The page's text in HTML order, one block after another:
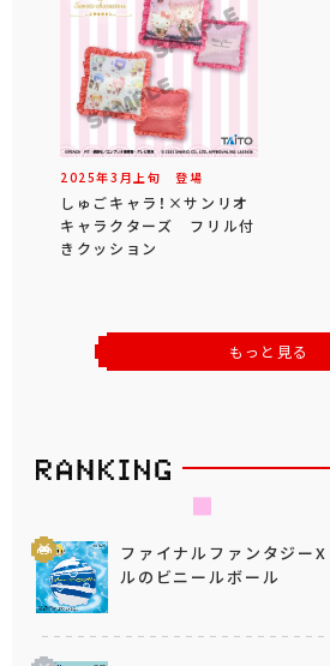
2025年3 月 上旬 登場
しゅごキャラ！×サンリオ
キャラクターズ フリル付
きクッション
もっと見る
ファイナルファンタジ
ルのビニールボール